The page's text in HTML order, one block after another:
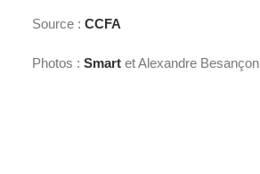
Source : CCFA
Photos : Smart et Alexandre Besançon